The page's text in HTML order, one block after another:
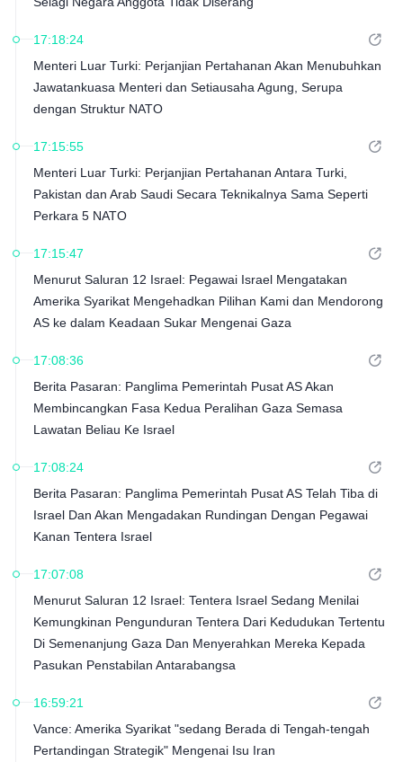
17:18:24
Menteri Luar Turki: Perjanjian Pertahanan Akan Menubuhkan
Jawatankuasa Menteri dan Setiausaha Agung, Serupa
dengan Struktur NATO
17:15:55
Menteri Luar Turki: Perjanjian Pertahanan Antara Turki,
Pakistan dan Arab Saudi Secara Teknikalnya Sama Seperti
Perkara 5 NATO
17:15:47
Menurut Saluran 12 Israel: Pegawai Israel Mengatakan
Amerika Syarikat Mengehadkan Pilihan Kami dan Mendorong
AS ke dalam Keadaan Sukar Mengenai Gaza
17:08:36
Berita Pasaran: Panglima Pemerintah Pusat AS Akan
Membincangkan Fasa Kedua Peralihan Gaza Semasa
Lawatan Beliau Ke Israel
17:08:24
Berita Pasaran: Panglima Pemerintah Pusat AS Telah Tiba di
Israel Dan Akan Mengadakan Rundingan Dengan Pegawai
Kanan Tentera Israel
17:07:08
Menurut Saluran 12 Israel: Tentera Israel Sedang Menilai
Kemungkinan Pengunduran Tentera Dari Kedudukan Tertentu
Di Semenanjung Gaza Dan Menyerahkan Mereka Kepada
Pasukan Penstabilan Antarabangsa
16:59:21
Vance: Amerika Syarikat "sedang Berada di Tengah-tengah
Pertandingan Strategik" Mengenai Isu Iran